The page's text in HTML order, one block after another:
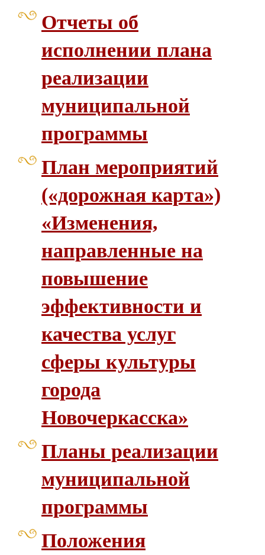
Отчеты об
исполнении плана
реализации
муниципальной
программы
План мероприятий
(«дорожная карта»)
«Изменения,
направленные на
повышение
эффективности и
качества услуг
сферы культуры
города
Новочеркасска»
Планы реализации
муниципальной
программы
Положения